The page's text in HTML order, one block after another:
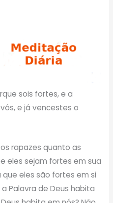
sois fortes, e a
e já vencestes o
rapazes quanto as
eles sejam fortes em sua
que eles são fortes em si
Palavra de Deus habita